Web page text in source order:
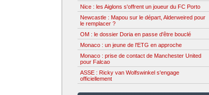
Nice : les Aiglons s'offrent un joueur du FC Porto
Newcastle : Mapou sur le départ, Alderweired pour
le remplacer ?
OM : le dossier Doria en passe d'être bouclé
Monaco : un jeune de l'ETG en approche
Monaco : prise de contact de Manchester United
pour Falcao
ASSE : Ricky van Wolfswinkel s'engage
officiellement